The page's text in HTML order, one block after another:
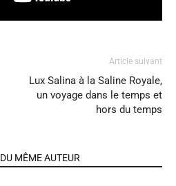
Article suivant
Lux Salina à la Saline Royale,
un voyage dans le temps et
hors du temps
DU MÊME AUTEUR